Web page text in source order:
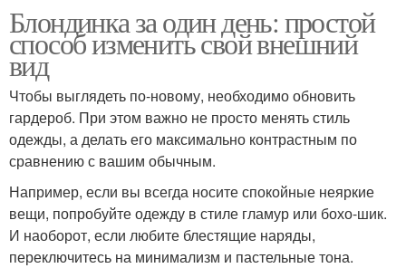
Блондинка за один день: простой
способ изменить свой внешний
вид
Чтобы выглядеть по-новому, необходимо обновить
гардероб. При этом важно не просто менять стиль
одежды, а делать его максимально контрастным по
сравнению с вашим обычным.
Например, если вы всегда носите спокойные неяркие
вещи, попробуйте одежду в стиле гламур или бохо-шик.
И наоборот, если любите блестящие наряды,
переключитесь на минимализм и пастельные тона.